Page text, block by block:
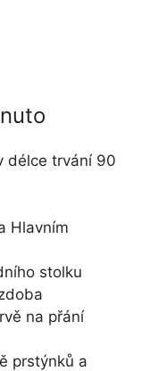
délce trvání 90
Hlavním
stolku
na přání
prstýnků a